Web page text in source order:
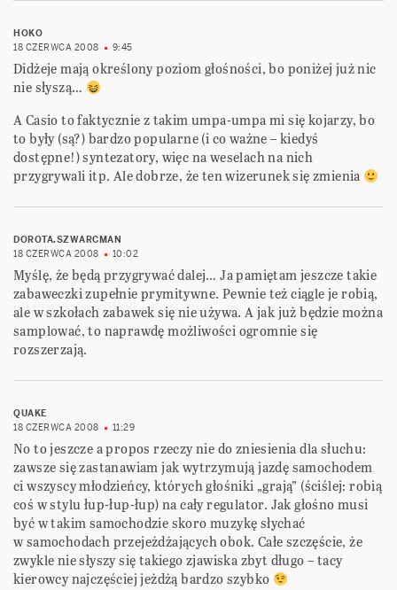
HOKO
18 CZERWCA 2008
9:45
Didżeje mają określony poziom głośności, bo poniżej już nic
nie słyszą…
A Casio to faktycznie z takim umpa-umpa mi się kojarzy, bo
to były (są?) bardzo popularne (i co ważne – kiedyś
dostępne!) syntezatory, więc na weselach na nich
przygrywali itp. Ale dobrze, że ten wizerunek się zmienia
DOROTA.SZWARCMAN
18 CZERWCA 2008
10:02
Myślę, że będą przygrywać dalej… Ja pamiętam jeszcze takie
zabaweczki zupełnie prymitywne. Pewnie też ciągle je robią,
ale w szkołach zabawek się nie używa. A jak już będzie można
samplować, to naprawdę możliwości ogromnie się
rozszerzają.
QUAKE
18 CZERWCA 2008
11:29
No to jeszcze a propos rzeczy nie do zniesienia dla słuchu:
zawsze się zastanawiam jak wytrzymują jazdę samochodem
ci wszyscy młodzieńcy, których głośniki „grają” (ściślej: robią
coś w stylu łup-łup-łup) na cały regulator. Jak głośno musi
być w takim samochodzie skoro muzykę słychać
w samochodach przejeżdżających obok. Całe szczęście, że
zwykle nie słyszy się takiego zjawiska zbyt długo – tacy
kierowcy najczęściej jeżdżą bardzo szybko